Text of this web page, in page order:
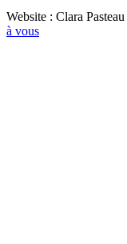
Website : Clara
à vous